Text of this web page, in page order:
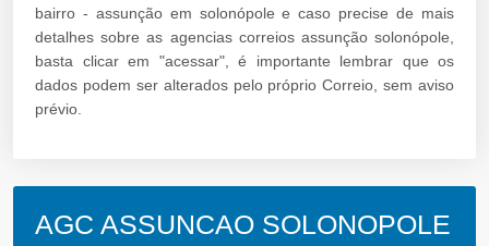
bairro - assunção em solonópole e caso precise de mais
detalhes sobre as agencias correios assunção solonópole,
basta clicar em "acessar", é importante lembrar que os
dados podem ser alterados pelo próprio Correio, sem aviso
prévio.
AGC ASSUNCAO SOLONOPOLE